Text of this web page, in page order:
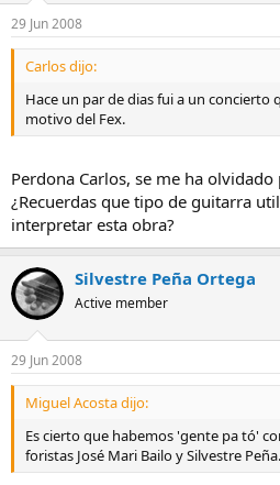
29 Jun 2008
Carlos dijo:
Hace un par de dias fui a un concierto
motivo del Fex.
Perdona Carlos, se me ha
¿Recuerdas que tipo de guitarra
interpretar esta obra?
Silvestre Peña Ortega
Active member
29 Jun 2008
Miguel Acosta dijo:
Es cierto que habemos 'gente pa tó'
foristas José Mari Bailo y Silvestre Peña.